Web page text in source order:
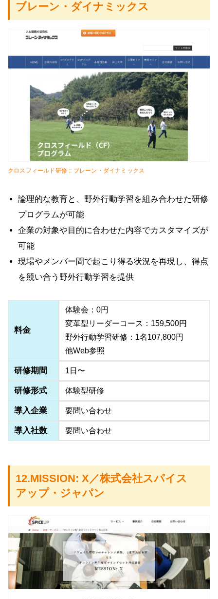
ブレーン・ダイナミックス
クロスフィールド研修 :: ブレーン・ダイナミックス
論理的な教育と、野外行動学習を組み合わせた研修
プログラムが可能
企業の対象や目的に合わせた内容でカスタマイズが
可能
現場やメンバー間で起こり得る状況を再現し、得点
を競い合う野外行動学習を提供
料金
体験会：0円
変革型リーダーコース：159,500円
野外行動学習研修：1名107,800円
他Web参照
研修期間 1日〜
研修形式 体験型研修
導入企業 要問い合わせ
導入社数 要問い合わせ
12.MISSION: X／株式会社スパイス
アップ・ジャパン